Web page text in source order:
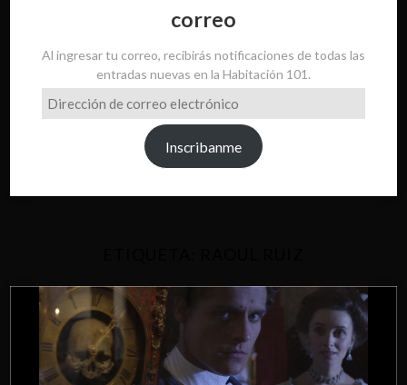
correo
Al ingresar tu correo, recibirás notificaciones de todas las
entradas nuevas en la Habitación 101.
Dirección
de
Inscribanme